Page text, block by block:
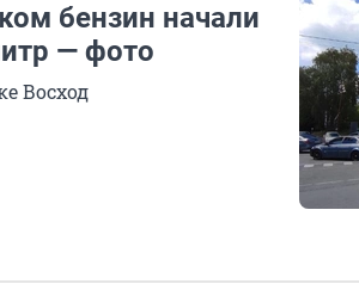
бензин начали
— фото
Восход